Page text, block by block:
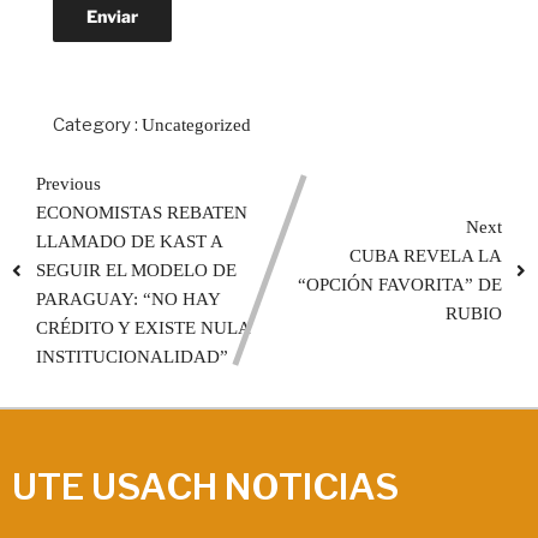
Category : Uncategorized
Previous
ECONOMISTAS REBATEN
LLAMADO DE KAST A
SEGUIR EL MODELO DE
PARAGUAY: “NO HAY
CRÉDITO Y EXISTE NULA
INSTITUCIONALIDAD”
Next
CUBA REVELA LA
“OPCIÓN FAVORITA” DE
RUBIO
UTE USACH NOTICIAS